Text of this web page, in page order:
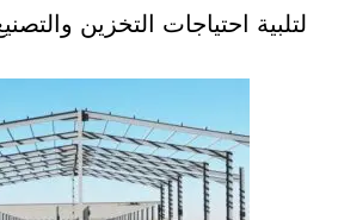
لتلبية احتياجات التخزين